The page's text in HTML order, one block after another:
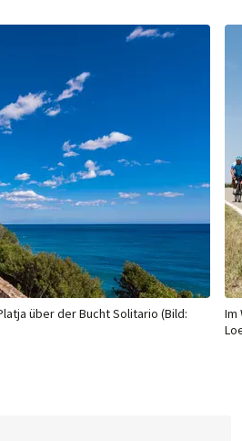
über der Bucht Solitario (Bild:
Im